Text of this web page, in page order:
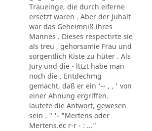
Traueinge, die durch eiferne
ersetzt waren . Aber der Juhalt
war das Geheimniß ihres
Mannes . Dieses respectirte sie
als treu , gehorsamie Frau und
sorgentlich Kiste zu hüter . Als
Jury und die - lttzt habe man
noch die . Entdechmg
gemacht, daß er ein '-- , , ' von
einer Ahnung ergriffen.
lautete die Antwort, gewesen
sein . " '- "Mertens oder
Mertens.ec r-r - : ..."